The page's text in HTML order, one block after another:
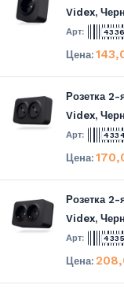
Videx,
Розетка 2-
Videx,
Розетка 2-
Videx,